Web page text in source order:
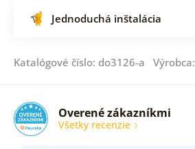
Jednoduchá inštalácia
Katalógové číslo: do3126-a Výrobca:
Overené zákazníkmi
Všetky recenzie